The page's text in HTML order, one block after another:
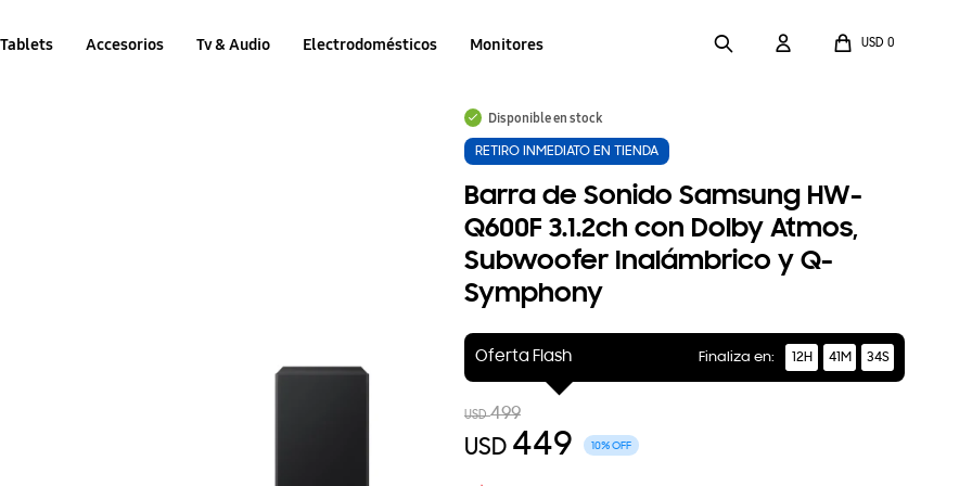
Tablets Accesorios Tv & Audio Electrodomésticos Monitores USD 0
Disponible en stock
RETIRO INMEDIATO EN TIENDA
Barra de Sonido Samsung HW-
Q600F 3.1.2ch con Dolby Atmos,
Subwoofer Inalámbrico y Q-
Symphony
Oferta Flash Finaliza en: 12H 41M 33S
USD 499
USD 449 10